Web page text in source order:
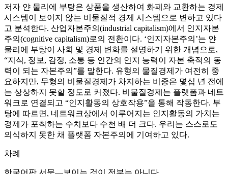
저자 얀 물리에 부탕은 상품을 생산하여 화폐와 교환하는 경제
시스템이 보이지 않는 비물질적 경제 시스템으로 변하고 있다
고 분석한다. 산업자본주의(industrial capitalism)에서 인지자본
주의(cognitive capitalism)로의 전환이다. ‘인지자본주의’는 얀
물리에 부탕이 사회 및 경제 변화를 설명하기 위한 개념으로,
“지식, 정보, 감정, 소통 등 인간의 인지 능력이 자본 축적의 동
력이 되는 자본주의”를 말한다. 유형의 물질경제가 여전히 중
요하지만, 무형의 비물질경제가 차지하는 비중은 몇십 년 전에
는 상상하지 못할 정도로 커졌다. 비물질경제는 플랫폼과 네트
워크로 연결되고 “인지활동의 상호작용”을 통해 작동한다. 부
탕에 따르면, 네트워크상에서 이루어지는 인지활동의 가치는
경제가 포착하는 수치보다 수천 배 더 크다. 우리는 스스로도
의식하지 못한 채 플랫폼 자본주의에 기여하고 있다.
차례